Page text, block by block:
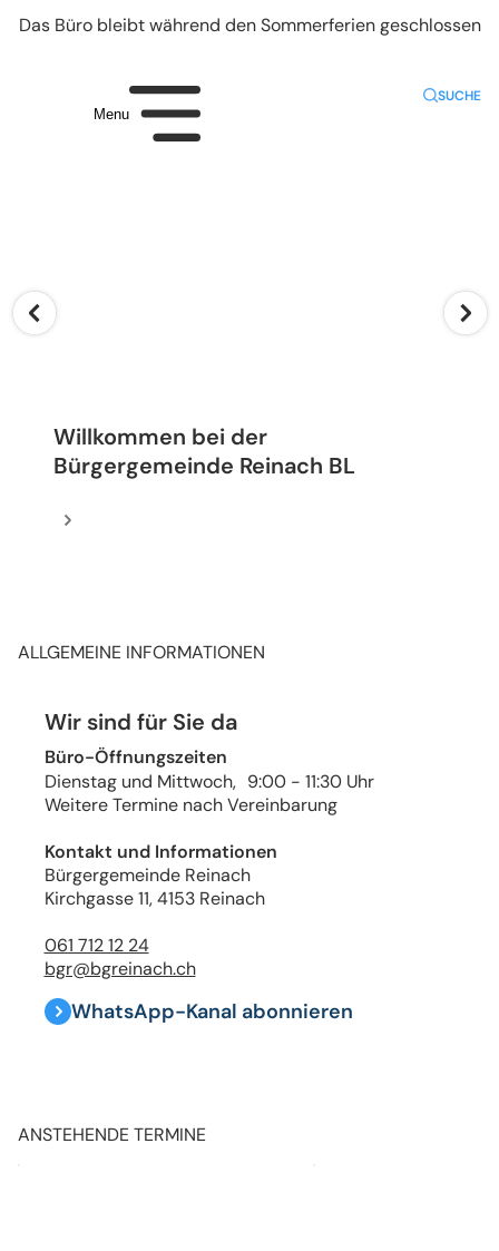
Menu
SUCHE
Das Büro bleibt während den Sommerferien geschlossen
Willkommen bei der
Bürgergemeinde Reinach BL
Wir sind für Sie da
Büro-Öffnungszeiten
Dienstag und Mittwoch, 9:00 - 11:30 Uhr
Weitere Termine nach Vereinbarung
Kontakt und Informationen
Bürgergemeinde Reinach
Kirchgasse 11, 4153 Reinach
061 712 12 24
bgr@bgreinach.ch
WhatsApp-Kanal abonnieren
ANSTEHENDE TERMINE
ALLGEMEINE INFORMATIONEN